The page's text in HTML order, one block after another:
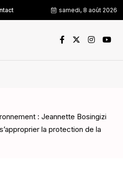
samedi, 8 août 2026
: Jeannette Bosingizi
la protection de la